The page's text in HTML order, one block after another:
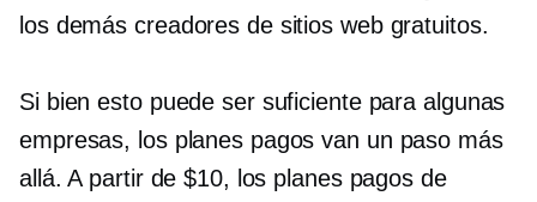
los demás creadores de sitios web gratuitos.
Si bien esto puede ser suficiente para algunas
empresas, los planes pagos van un paso más
allá. A partir de $10, los planes pagos de